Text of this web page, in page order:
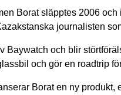
Borat släpptes 2006
journalisten
Baywatch och blir
och gör en roadtrip
Borat en ny